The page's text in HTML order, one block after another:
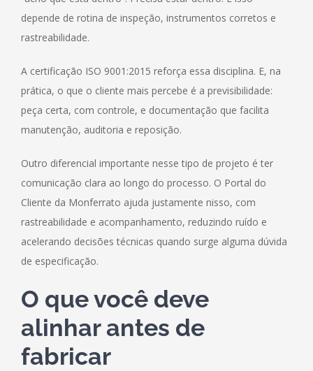
depende de rotina de inspeção, instrumentos corretos e
rastreabilidade.
A certificação ISO 9001:2015 reforça essa disciplina. E, na
prática, o que o cliente mais percebe é a previsibilidade:
peça certa, com controle, e documentação que facilita
manutenção, auditoria e reposição.
Outro diferencial importante nesse tipo de projeto é ter
comunicação clara ao longo do processo. O Portal do
Cliente da Monferrato ajuda justamente nisso, com
rastreabilidade e acompanhamento, reduzindo ruído e
acelerando decisões técnicas quando surge alguma dúvida
de especificação.
O que você deve
alinhar antes de
fabricar